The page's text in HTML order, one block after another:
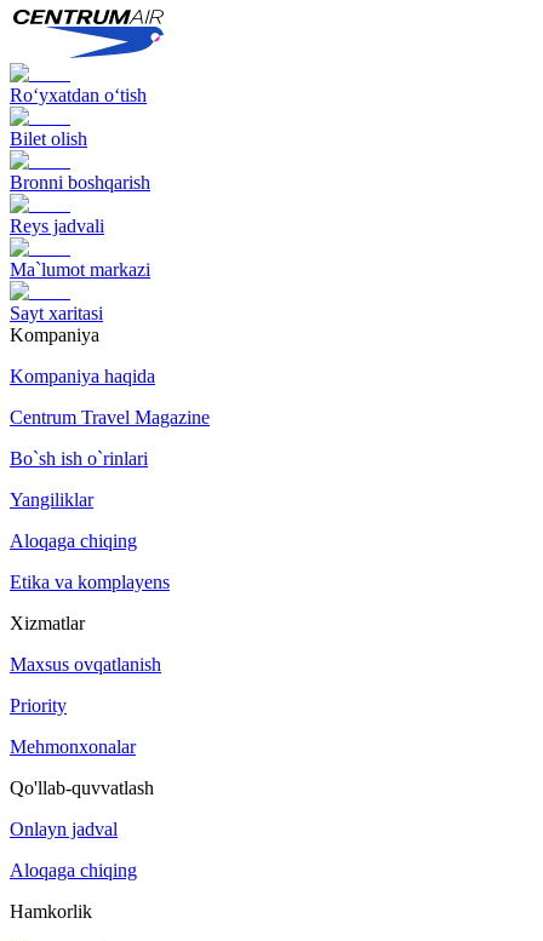
Ro‘yxatdan o‘tish
Bilet olish
Bronni boshqarish
Reys jadvali
Ma`lumot markazi
Sayt xaritasi
Kompaniya
Kompaniya haqida
Centrum Travel Magazine
Bo`sh ish o`rinlari
Yangiliklar
Aloqaga chiqing
Etika va komplayens
Xizmatlar
Maxsus ovqatlanish
Priority
Mehmonxonalar
Qo'llab-quvvatlash
Onlayn jadval
Aloqaga chiqing
Hamkorlik